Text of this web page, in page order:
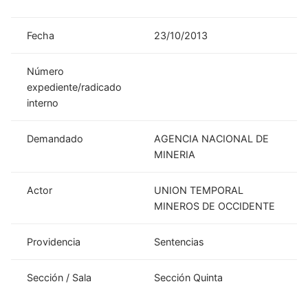
Fecha 23/10/2013
Número
expediente/radicado
interno
Demandado
AGENCIA NACIONAL DE
MINERIA
Actor
UNION TEMPORAL
MINEROS DE OCCIDENTE
Providencia Sentencias
Sección / Sala Sección Quinta